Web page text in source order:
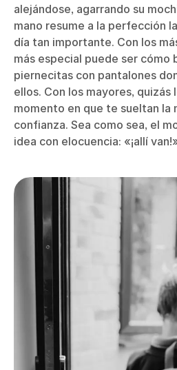
alejándose, agarrando su
mano resume a la perfección
día tan importante. Con los
más especial puede ser cómo
piernecitas con pantalones
ellos. Con los mayores, quizás
momento en que te sueltan la
confianza. Sea como sea, el
idea con elocuencia: «¡allí